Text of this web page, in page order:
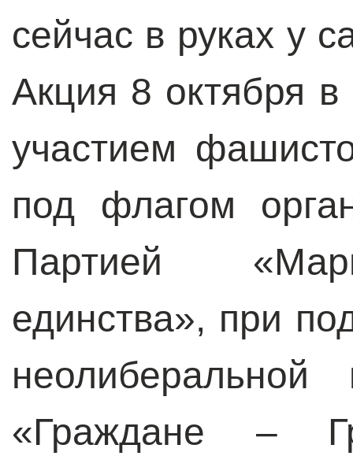
сейчас в руках у
Акция 8 октября
участием
под флагом
Партией
единства», при
неолиберальной
«Граждане –